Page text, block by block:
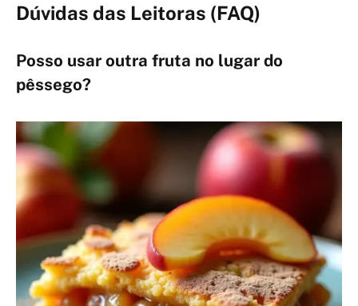
Dúvidas das Leitoras (FAQ)
Posso usar outra fruta no lugar do
pêssego?